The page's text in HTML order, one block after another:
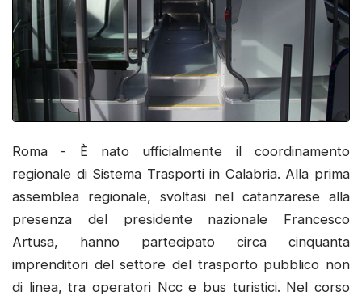
Roma - È nato ufficialmente il coordinamento
regionale di Sistema Trasporti in Calabria. Alla prima
assemblea regionale, svoltasi nel catanzarese alla
presenza del presidente nazionale Francesco
Artusa, hanno partecipato circa cinquanta
imprenditori del settore del trasporto pubblico non
di linea, tra operatori Ncc e bus turistici. Nel corso